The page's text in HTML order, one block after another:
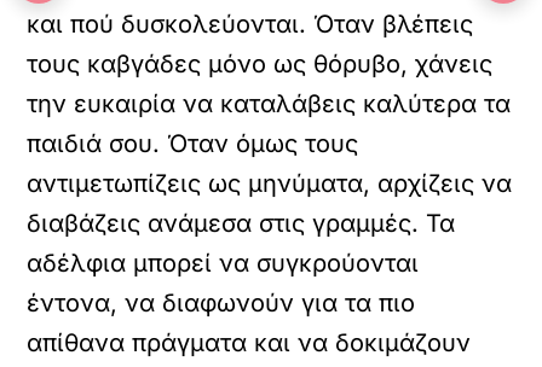
και πού δυσκολεύονται. Όταν βλέπεις
τους καβγάδες μόνο ως θόρυβο, χάνεις
την ευκαιρία να καταλάβεις καλύτερα τα
παιδιά σου. Όταν όμως τους
αντιμετωπίζεις ως μηνύματα, αρχίζεις να
διαβάζεις ανάμεσα στις γραμμές. Τα
αδέλφια μπορεί να συγκρούονται
έντονα, να διαφωνούν για τα πιο
απίθανα πράγματα και να δοκιμάζουν